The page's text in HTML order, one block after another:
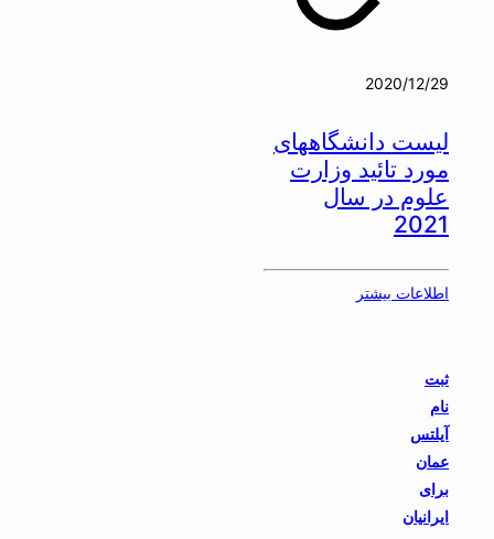
2020/12/29
لیست دانشگاههای
مورد تائید وزارت
علوم در سال
2021
اطلاعات بیشتر
ثبت
نام
آیلتس
عمان
برای
ایرانیان